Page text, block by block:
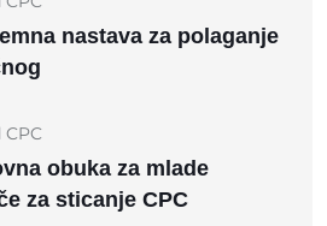
nastava za polaganje
CPC
obuka za mlade
za sticanje CPC